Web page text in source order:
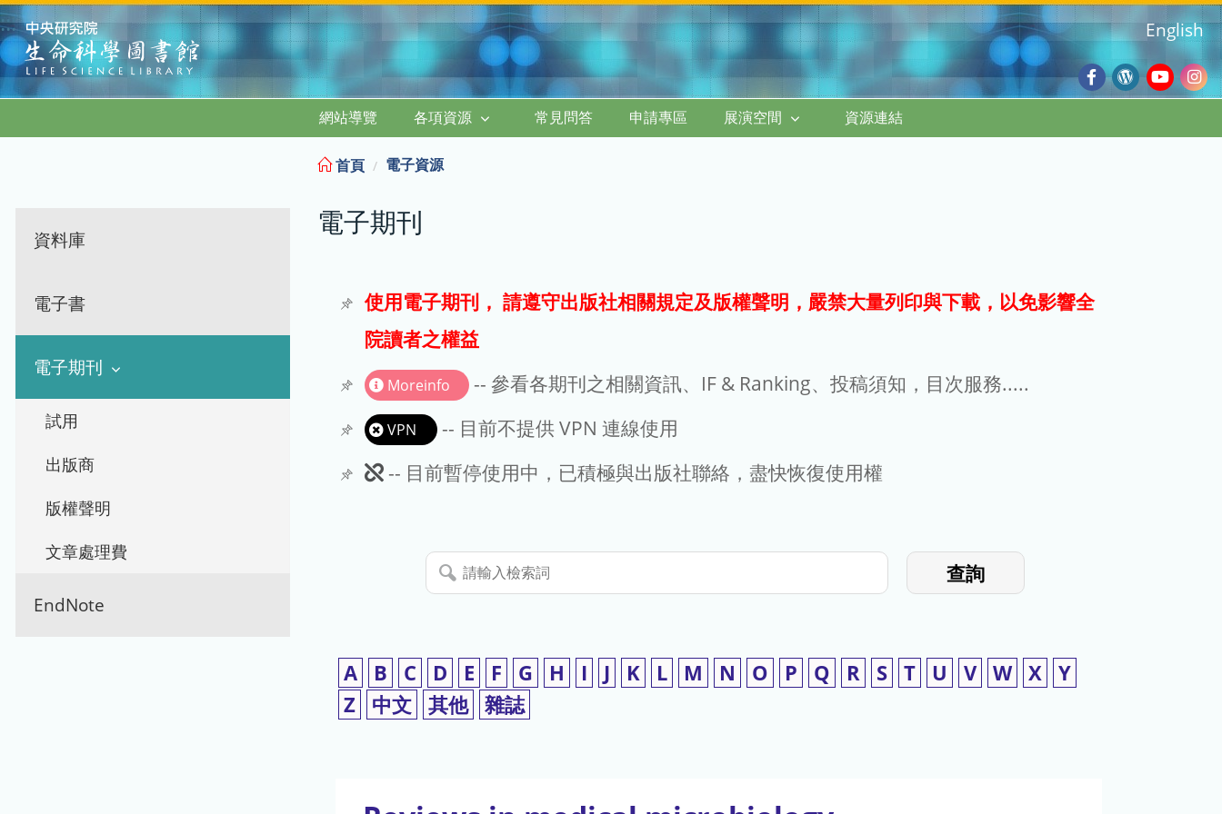
:::
Facebook
Wordpress
Blog
English
網站導覽 各項資源 常見問答 申請專區 展演空間 資源連結
資料庫
電子書
電子期刊
試用
出版商
版權聲明
文章處理費
EndNote
首頁 電子資源
電子期刊
使用電子期刊， 請遵守出版社相關規定及版權聲明，嚴禁大量列印與下載，以免影響全
院讀者之權益
Moreinfo -- 參看各期刊之相關資訊、IF & Ranking、投稿須知，目次服務.....
VPN
-- 目前不提供 VPN 連線使用
此
使
用
-- 目前暫停使用中，已積極與出版社聯絡，盡快恢復使用權
請
輸
索
詞
查詢
A B C D E F G H I J K L M N O P Q R S T U V W X Y
Z
中文 其他 雜誌